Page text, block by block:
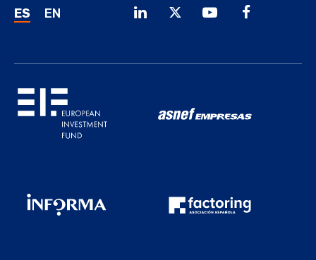
ES EN